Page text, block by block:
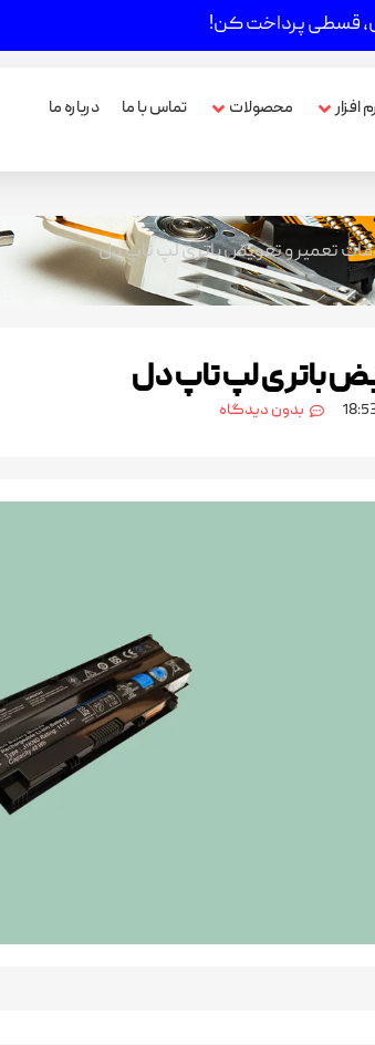
قسطی پرداخت کن!
افزار محصولات تماس با ما درباره ما
تعمیر و تعویض باتری لپ تاپ دل
باتری لپ تاپ دل
بدون دیدگاه